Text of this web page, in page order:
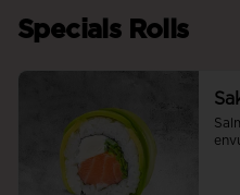
Specials Rolls